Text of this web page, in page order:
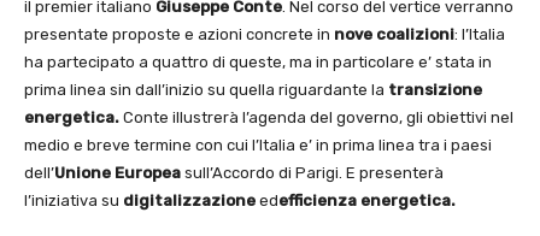
il premier italiano Giuseppe Conte . Nel corso del vertice verranno
presentate proposte e azioni concrete in nove coalizioni: l’Italia
ha partecipato a quattro di queste, ma in particolare e’ stata in
prima linea sin dall’inizio su quella riguardante la transizione
energetica. Conte illustrerà l’agenda del governo, gli obiettivi nel
medio e breve termine con cui l’Italia e’ in prima linea tra i paesi
dell’Unione Europea sull’Accordo di Parigi. E presenterà
l’iniziativa su digitalizzazione edefficienza energetica.